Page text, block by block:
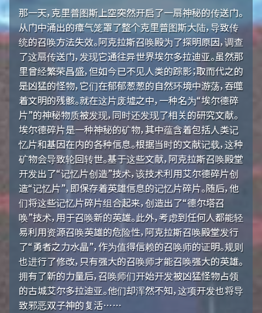
那一天，克里普图斯上空突然开启了一扇神秘的传送门。
从门中涌出的瘴气笼罩了整个克里普图斯大陆，导致传
统的召唤方法失效。阿克拉斯召唤殿为了探明原因，调查
了这扇传送门，发现它通往异世界埃尔多拉迪亚。虽然那
里曾经繁荣昌盛，但如今已不见人类的踪影；取而代之的
是凶猛的怪物，它们在郁郁葱葱的自然环境中游荡，吞噬
着文明的残骸。就在这片废墟之中，一种名为“埃尔德碎
片”的神秘物质被发现，同时还发现了相关的研究文献。
埃尔德碎片是一种神秘的矿物，其中蕴含着包括人类记
忆片和基因在内的各种信息。根据当时的文献记载，这种
矿物会导致轮回转世。基于这些文献，阿克拉斯召唤殿堂
开发出了“记忆片创造”技术，该技术利用艾尔德碎片创
造“记忆片”，即保存着英雄信息的记忆片碎片。随后，他
们将这些记忆片碎片组合起来，创造出了“德尔塔召
唤”技术，用于召唤新的英雄。此外，考虑到任何人都能轻
易利用资源召唤英雄的危险性，阿克拉斯召唤殿堂发行
了“勇者之力水晶”，作为值得信赖的召唤师的证明。规则
也进行了修改，只有强大的召唤师才能召唤强大的英雄。
拥有了新的力量后，召唤师们开始开发被凶猛怪物占领
的古城艾尔多拉迪亚。他们却浑然不知，这项开发也将导
致邪恶双子神的复活……